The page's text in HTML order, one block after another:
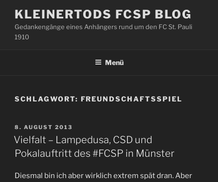
Inhalt
springen
KLEINERTODS FCSP BLOG
Gedankengänge eines Anhängers rund um den FC St. Pauli
1910
Menü
SCHLAGWORT: FREUNDSCHAFTSSPIEL
VERÖFFENTLICHT
AM
8. AUGUST 2013
Vielfalt – Lampedusa, CSD und
Pokalauftritt des #FCSP in Münster
Diesmal bin ich aber wirklich extrem spät dran. Aber